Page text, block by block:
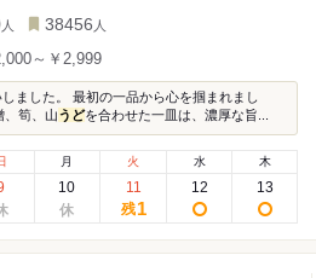
人 38456 人
～￥2,999
ました。 最初の一品から心を掴まれまし
、筍、山うどを合わせた一皿は、濃厚な旨...
月
10
火
11
残1
水
12
木
13